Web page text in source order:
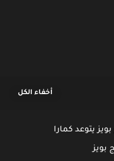
يتوعد كمارا